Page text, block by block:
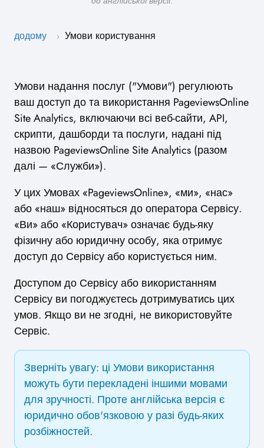
додому › Умови користування
Умови надання послуг ("Умови") регулюють
ваш доступ до та використання PageviewsOnline
Site Analytics, включаючи всі веб-сайти, API,
скрипти, дашборди та послуги, надані під
назвою PageviewsOnline Site Analytics (разом
далі — «Служби»).
У цих Умовах «PageviewsOnline», «ми», «нас»
або «наш» відносяться до оператора Сервісу.
«Ви» або «Користувач» означає будь-яку
фізичну або юридичну особу, яка отримує
доступ до Сервісу або користується ним.
Доступом до Сервісу або використанням
Сервісу ви погоджуєтесь дотримуватись цих
умов. Якщо ви не згодні, не використовуйте
Сервіс.
Зверніть увагу: ці Умови використання
можуть бути перекладені іншими мовами
для зручності. Проте англійська версія є
юридично обов'язковою у разі будь-яких
розбіжностей.